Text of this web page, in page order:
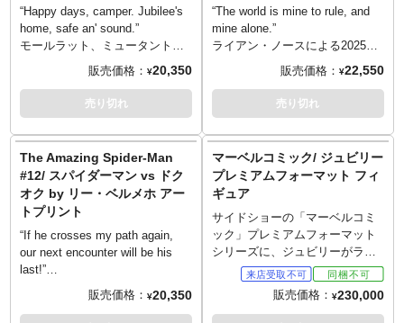
プリントされ、独特な雰囲気を
放ちます。こちらは、鏡合わせ
のようなポーズとなったシンビ
れ、通常版との豪華2枚セットで
お届け！
そのカバーを手掛けたルーカ
ス・ヴェルネックのアートを元
に作成。今回はレインボーラバ
れ、独特な雰囲気を放ちます。
“Happy days, camper. Jubilee's
home, safe an' sound.”
モールラット、ミュータント、
ヴァンパイア、兵士、そして友
人。これまで多くの「顔」を持
ったジュビレーション・リー。
ネオンサインや近未来的なショ
かのような「ジュビリー」は一
味違います。おなじみのガムで
チャーミング！ ARTGERM/スタ
ンリー・ラウにより描かれた、
2025年『Uncanny X-Men #19』
バリアントカバーがここにアー
トプリント化となりました。
販売価格： ¥20,350
売り切れ
“The world is mine to rule, and
mine alone.”
ライアン・ノースによる2025年
のコミック『One World Under
Doom #1』のバリアントカバ
ー。メインで描かれたのは「至
高の魔術師（ソーサラー・スプ
ようなアートはジョン・ジャン
によるもの。サイドショーの手
により、ホロフォイル紙（ホロ
グラム紙）でのアートプリント
化されました。
販売価格： ¥22,550
売り切れ
The Amazing Spider-Man
#12/ スパイダーマン vs ドク
オク by リー・ベルメホ アー
トプリント
“If he crosses my path again,
our next encounter will be his
last!”
2025年にジョー・ケリー著
『The Amazing Spider-Man
販売価格： ¥20,350
マーベルコミック/ ジュビリー
プレミアムフォーマット フィ
ギュア
サイドショーの「マーベルコミ
ック」プレミアムフォーマット
シリーズに、ジュビリーがライ
ンナップ！スケートボードで颯
爽と登場となったX-MENのジュ
ビリーを、全高約47センチでス
タチュー化しました。頭部は右
販売価格： ¥230,000